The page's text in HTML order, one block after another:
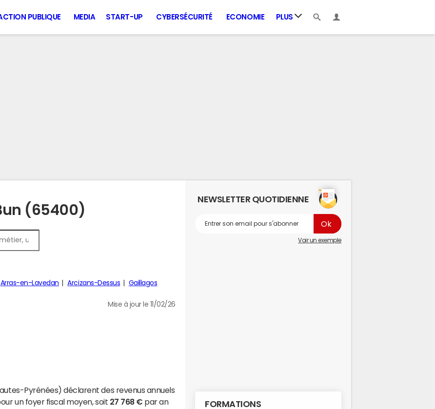
PUBLIQUE MEDIA START-UP CYBERSÉCURITÉ ECONOMIE PLUS
(65400)
Arras-en-Lavedan Arcizans-Dessus Gaillagos
Mise à jour le 11/02/26
Pyrénées) déclarent des revenus annuels
un foyer fiscal moyen, soit 27 768 € par an
NEWSLETTER QUOTIDIENNE
Voir un exemple
FORMATIONS